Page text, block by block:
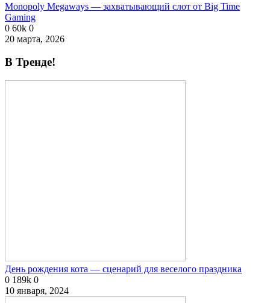
Monopoly Megaways — захватывающий слот от Big Time
Gaming
0 60k 0
20 марта, 2026
В Тренде!
День рождения кота — сценарий для веселого праздника
0 189k 0
10 января, 2024